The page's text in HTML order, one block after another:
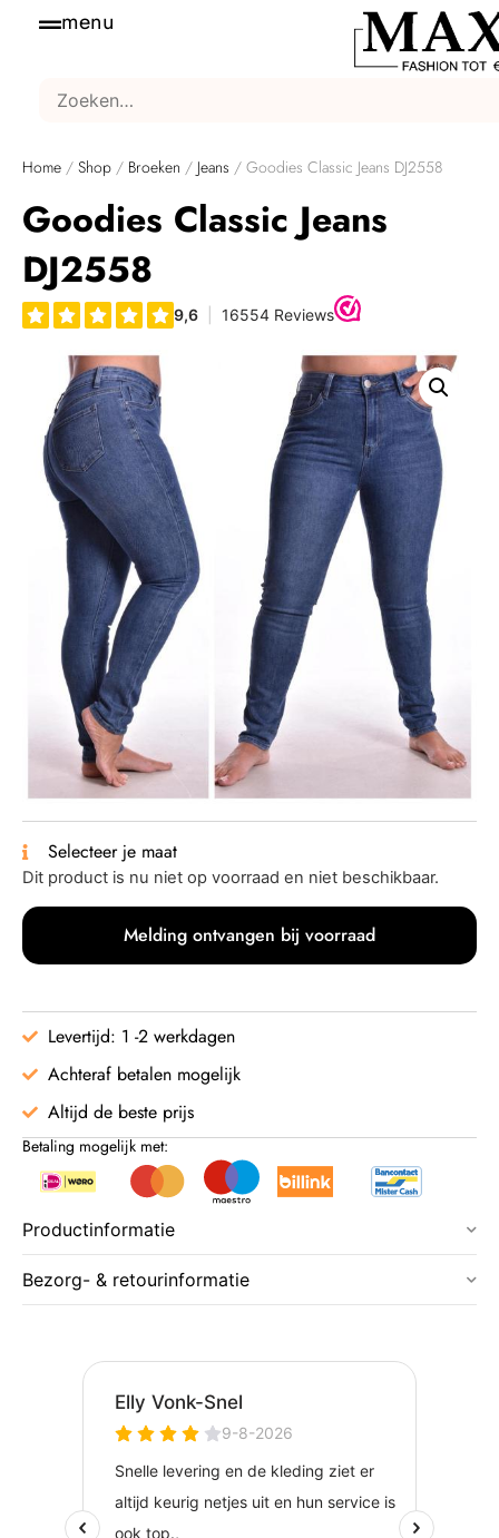
menu
Home / Shop / Broeken / Jeans / Goodies Classic Jeans DJ2558
Goodies Classic Jeans
DJ2558
Selecteer je maat
Dit product is nu niet op voorraad en niet beschikbaar.
Melding ontvangen bij voorraad
Levertijd: 1 -2 werkdagen
Achteraf betalen mogelijk
Altijd de beste prijs
Betaling mogelijk met:
Productinformatie
Bezorg- & retourinformatie